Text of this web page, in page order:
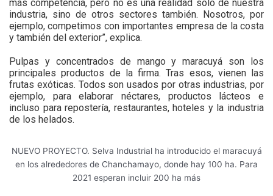
más competencia, pero no es una realidad solo de nuestra
industria, sino de otros sectores también. Nosotros, por
ejemplo, competimos con importantes empresa de la costa
y también del exterior”, explica.
Pulpas y concentrados de mango y maracuyá son los
principales productos de la firma. Tras esos, vienen las
frutas exóticas. Todos son usados por otras industrias, por
ejemplo, para elaborar néctares, productos lácteos e
incluso para repostería, restaurantes, hoteles y la industria
de los helados.
NUEVO PROYECTO. Selva Industrial ha introducido el maracuyá
en los alrededores de Chanchamayo, donde hay 100 ha. Para
2021 esperan incluir 200 ha más